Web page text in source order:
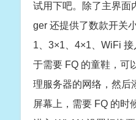
试用下吧。除了主界面
ger 还提供了数款开关
1、3×1、4×1、WiFi
于需要 FQ 的童鞋，可
理服务器的网络，然后
屏幕上，需要 FQ 的时